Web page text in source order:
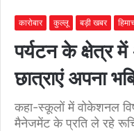
कारोबार कुल्लू बड़ी खबर
पर्यटन के क्षेत्र में
छात्राएं अपना
कहा-स्कूलों में वोकेशनल
मैनेजमेंट के प्रति ले रहे